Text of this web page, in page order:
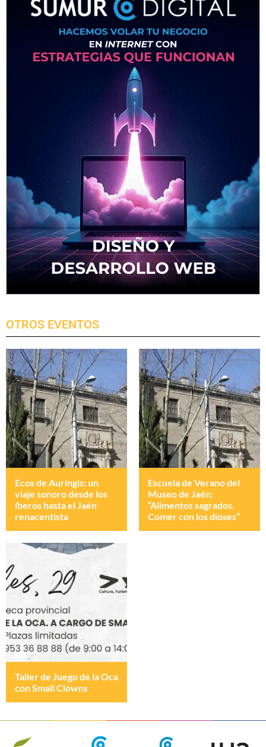
OTROS EVENTOS
Ecos de Auringis: un
viaje sonoro desde los
íberos hasta el Jaén
renacentista
Escuela de Verano del
Museo de Jaén:
“Alimentos sagrados.
Comer con los dioses”
Taller de Juego de la Oca
con Small Clowns